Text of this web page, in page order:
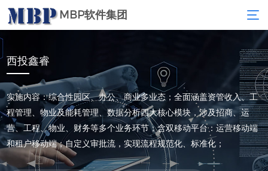
MBP软件集团
西投鑫睿
实施内容：综合性园区、办公、商业多业态；全面涵盖资管收入、工
程管理、物业及能耗管理、数据分析四大核心模块，涉及招商、运
营、工程、物业、财务等多个业务环节；含双移动平台：运营移动端
和租户移动端；自定义审批流，实现流程规范化、标准化；